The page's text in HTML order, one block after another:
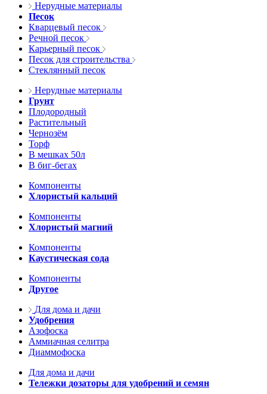
Нерудные материалы
Песок
Кварцевый песок
Речной песок
Карьерный песок
Песок для строительства
Стеклянный песок
Нерудные материалы
Грунт
Плодородный
Растительный
Чернозём
Торф
В мешках 50л
В биг-бегах
Компоненты
Хлористый кальций
Компоненты
Хлористый магний
Компоненты
Каустическая сода
Компоненты
Другое
Для дома и дачи
Удобрения
Азофоска
Аммиачная селитра
Диаммофоска
Для дома и дачи
Тележки дозаторы для удобрений и семян